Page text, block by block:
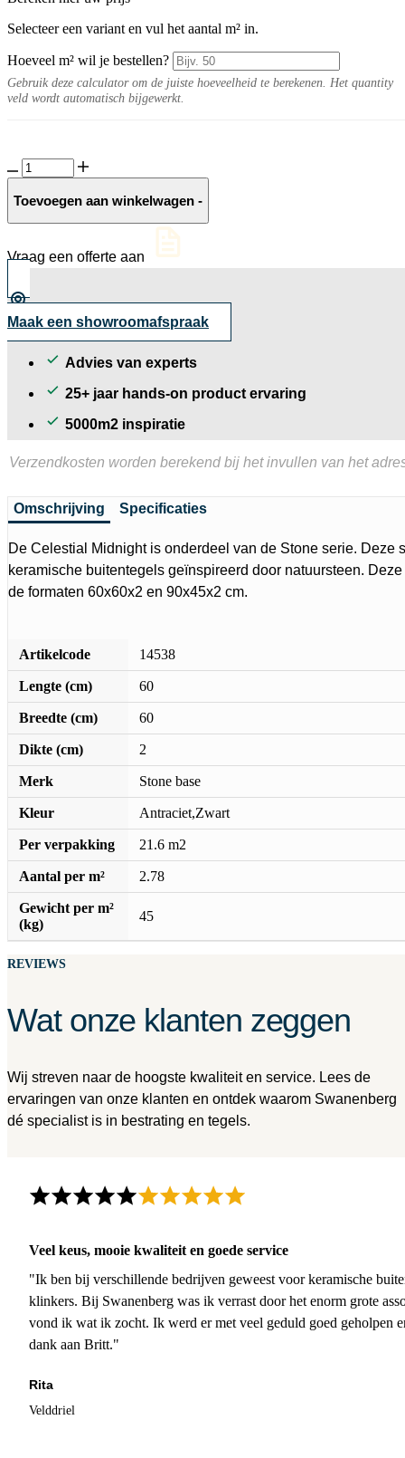
Selecteer een variant en vul het aantal m² in.
Hoeveel m² wil je bestellen?
Gebruik deze calculator om de juiste hoeveelheid te berekenen. Het quantity
veld wordt automatisch bijgewerkt.
Celestial
20MM
Midnight
Toevoegen aan winkelwagen -
Vraag een offerte aan
Maak een showroomafspraak
Advies van experts
25+ jaar hands-on product ervaring
5000m2 inspiratie
Verzendkosten worden berekend bij het invullen van het
Omschrijving Specificaties
De Celestial Midnight is onderdeel van de Stone serie. Deze
keramische buitentegels geïnspireerd door natuursteen.
de formaten 60x60x2 en 90x45x2 cm.
Artikelcode 14538
Lengte (cm) 60
Breedte (cm) 60
Dikte (cm) 2
Merk Stone base
Kleur Antraciet,Zwart
Per verpakking 21.6 m2
Aantal per m² 2.78
Gewicht per m²
(kg)
45
REVIEWS
Wat onze klanten zeggen
Wij streven naar de hoogste kwaliteit en service. Lees de
ervaringen van onze klanten en ontdek waarom Swanenberg
dé specialist is in bestrating en tegels.
Veel keus, mooie kwaliteit en goede service
"Ik ben bij verschillende bedrijven geweest voor keramische
klinkers. Bij Swanenberg was ik verrast door het enorm grote
vond ik wat ik zocht. Ik werd er met veel geduld goed geholpen
dank aan Britt."
Rita
Velddriel